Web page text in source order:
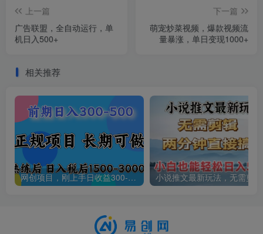
上一篇
广告联盟，全自动运行，单
机日入500+
下一篇
萌宠炒菜视频，爆款视频流
量暴涨，单日变现1000+
相关推荐
网创项目，刚上手日收益300-500左右，熟悉后日收益1500-3000